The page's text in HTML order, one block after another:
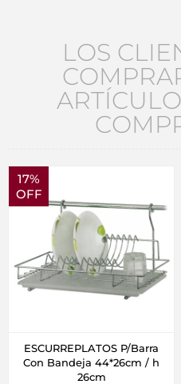
LOS
17%
OFF
ESCURREPLATOS P/Barra
Con Bandeja 44*26cm / h
26cm